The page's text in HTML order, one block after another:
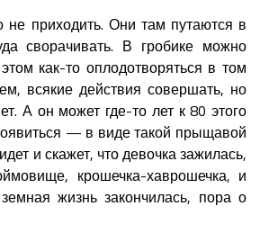
не приходить. Они там путаются в
сворачивать. В гробике можно
как-то оплодотворяться в том
всякие действия совершать, но
А он может где-то лет к 80 этого
— в виде такой прыщавой
и скажет, что девочка зажилась,
крошечка-хаврошечка, и
жизнь закончилась, пора о